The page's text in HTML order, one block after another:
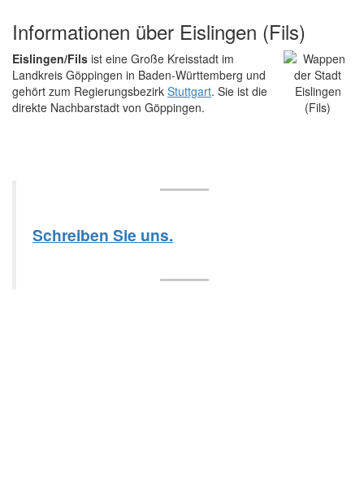
Informationen über Eislingen (Fils)
Eislingen/Fils ist eine Große Kreisstadt im
Landkreis Göppingen in Baden-Württemberg und
gehört zum Regierungsbezirk Stuttgart. Sie ist die
direkte Nachbarstadt von Göppingen.
Schreiben Sie uns.